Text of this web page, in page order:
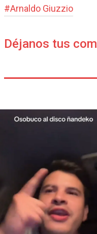
#Arnaldo Giuzzio
Déjanos tus